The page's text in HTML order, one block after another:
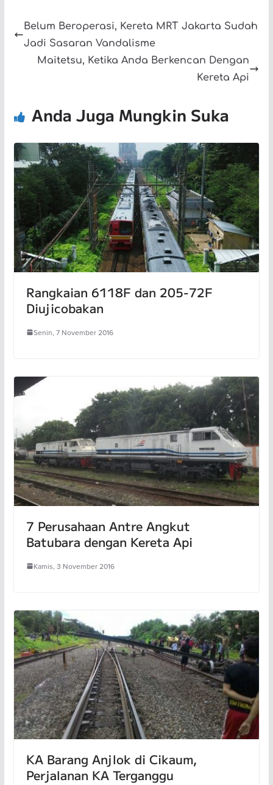
Belum Beroperasi, Kereta MRT Jakarta Sudah
Jadi Sasaran Vandalisme
Maitetsu, Ketika Anda Berkencan Dengan
Kereta Api
Anda Juga Mungkin Suka
Rangkaian 6118F dan 205-72F
Diujicobakan
Senin, 7 November 2016
7 Perusahaan Antre Angkut
Batubara dengan Kereta Api
Kamis, 3 November 2016
KA Barang Anjlok di Cikaum,
Perjalanan KA Terganggu